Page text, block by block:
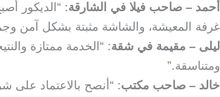
أحمد – صاحب فيلا في الشارقة: “الديكور
غرفة المعيشة، والشاشة مثبتة بشكل آمن
ليلى – مقيمة في شقة: “الخدمة ممتازة
ومتناسقة.”
خالد – صاحب مكتب: “أنصح بالاعتماد على